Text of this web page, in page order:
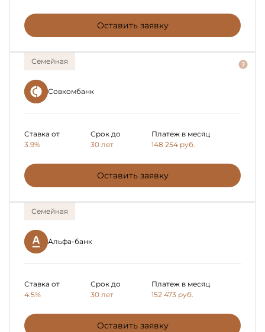
Оставить заявку
Семейная
Совкомбанк
Ставка от
3.9%
Срок до
30 лет
Платеж в месяц
148 254 руб.
Оставить заявку
Семейная
Альфа-банк
Ставка от
4.5%
Срок до
30 лет
Платеж в месяц
152 473 руб.
Оставить заявку